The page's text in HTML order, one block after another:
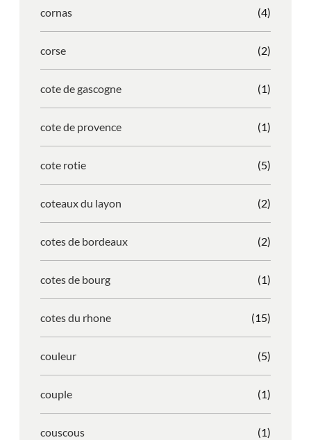
cornas (4)
corse (2)
cote de gascogne (1)
cote de provence (1)
cote rotie (5)
coteaux du layon (2)
cotes de bordeaux (2)
cotes de bourg (1)
cotes du rhone (15)
couleur (5)
couple (1)
couscous (1)